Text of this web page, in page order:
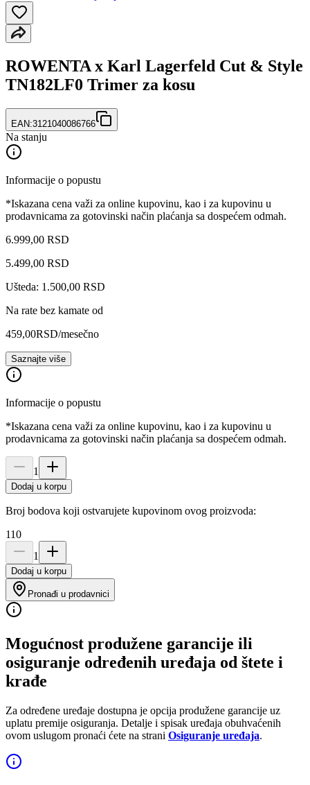
ROWENTA x Karl Lagerfeld Cut & Style
TN182LF0 Trimer za kosu
EAN:3121040086766
Na stanju
Informacije o popustu
*Iskazana cena važi za online kupovinu, kao i za kupovinu u
prodavnicama za gotovinski način plaćanja sa dospećem odmah.
6.999,00 RSD
5.499,00 RSD
Ušteda: 1.500,00 RSD
Na rate bez kamate od
459,00RSD/mesečno
Saznajte više
Informacije o popustu
*Iskazana cena važi za online kupovinu, kao i za kupovinu u
prodavnicama za gotovinski način plaćanja sa dospećem odmah.
1
Dodaj u korpu
Broj bodova koji ostvarujete kupovinom ovog proizvoda:
110
1
Dodaj u korpu
Pronađi u prodavnici
Mogućnost produžene garancije ili
osiguranje određenih uređaja od štete i
krađe
Za određene uređaje dostupna je opcija produžene garancije uz
uplatu premije osiguranja. Detalje i spisak uređaja obuhvaćenih
ovom uslugom pronaći ćete na strani Osiguranje uređaja.